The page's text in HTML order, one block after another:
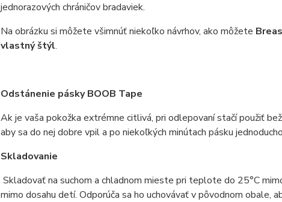
jednorazových chráničov bradaviek.
Na obrázku si môžete všimnúť niekoľko návrhov, ako môžete
vlastný štýl.
Odstánenie pásky BOOB Tape
Ak je vaša pokožka extrémne citlivá, pri odlepovaní stačí použiť
aby sa do nej dobre vpil a po niekoľkých minútach pásku
Skladovanie
Skladovať na suchom a chladnom mieste pri teplote do 25°C
mimo dosahu detí. Odporúča sa ho uchovávať v pôvodnom obale,